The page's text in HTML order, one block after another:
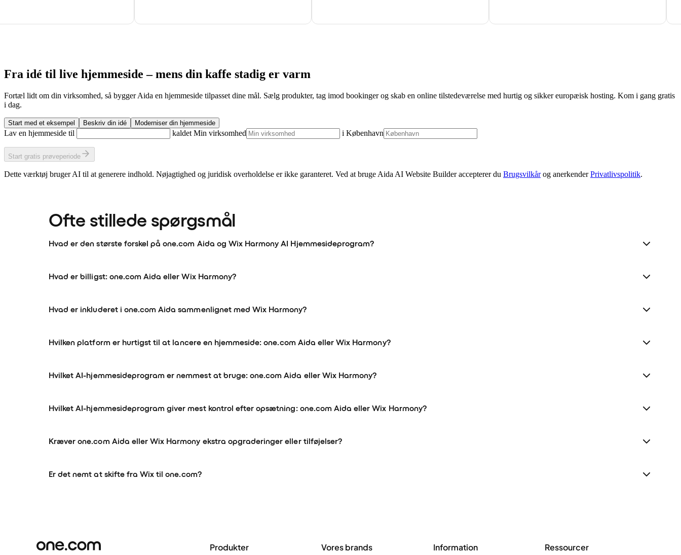
Fra idé til live hjemmeside – mens din kaffe stadig er varm
Fortæl lidt om din virksomhed, så bygger Aida en hjemmeside tilpasset dine mål. Sælg produkter, tag imod bookinger og skab en online tilstedeværelse med hurtig og sikker europæisk hosting. Kom i gang gratis
i dag.
Start med et eksempel Beskriv din idé Moderniser din hjemmeside
Lav en hjemmeside til kaldet Min virksomhed i København
Start gratis prøveperiode
Dette værktøj bruger AI til at generere indhold. Nøjagtighed og juridisk overholdelse er ikke garanteret. Ved at bruge Aida AI Website Builder accepterer du Brugsvilkårog anerkenderPrivatlivspolitik.
Ofte stillede spørgsmål
Hvad er den største forskel på one.com Aida og Wix Harmony AI Hjemmesideprogram?
Hvad er billigst: one.com Aida eller Wix Harmony?
Hvad er inkluderet i one.com Aida sammenlignet med Wix Harmony?
Hvilken platform er hurtigst til at lancere en hjemmeside: one.com Aida eller Wix Harmony?
Hvilket AI-hjemmesideprogram er nemmest at bruge: one.com Aida eller Wix Harmony?
Hvilket AI-hjemmesideprogram giver mest kontrol efter opsætning: one.com Aida eller Wix Harmony?
Kræver one.com Aida eller Wix Harmony ekstra opgraderinger eller tilføjelser?
Er det nemt at skifte fra Wix til one.com?
Produkter Vores brands Information Ressourcer